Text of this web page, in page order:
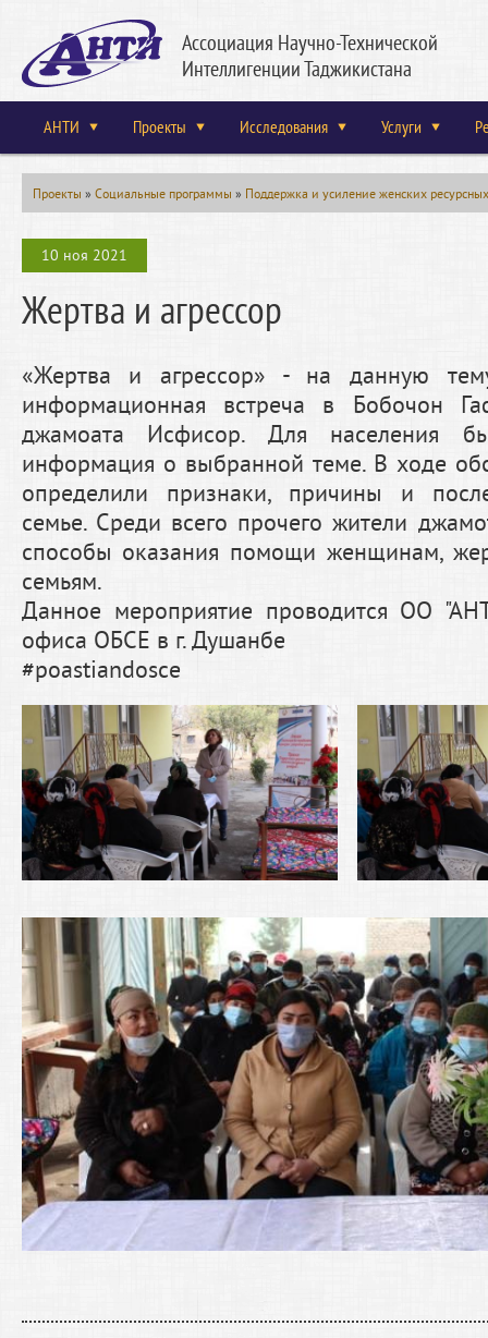
Ассоциация Научно-Технической
Интеллигенции Таджикистана
АНТИ Проекты Исследования Услуги
Проекты » Социальные программы » Поддержка и усиление женских
10 ноя 2021
Жертва и агрессор
«Жертва и агрессор» - на данную
информационная встреча в Бобочон
джамоата Исфисор. Для населения
информация о выбранной теме. В ходе
определили признаки, причины и
семье. Среди всего прочего жители
способы оказания помощи женщинам,
семьям.
Данное мероприятие проводится ОО
офиса ОБСЕ в г. Душанбе
#poastiandosce